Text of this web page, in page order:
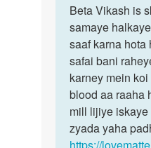
to
Mam
MERI
age
28
years
ki
h…
by
Beta
Vikash
is
skin
ko…
Beta Vikash is
samaye
saaf karna
safai bani
karney mein
blood aa raaha
mill lijiye
zyada yaha
https://